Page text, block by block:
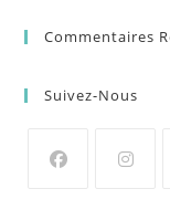
Commentaires
Suivez-Nous